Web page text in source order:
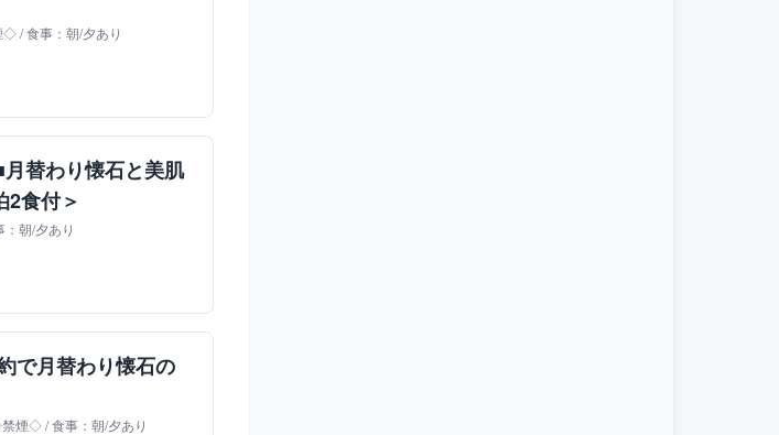
/ 食事：朝/夕あり
替わり懐石と美肌
2食付＞
朝/夕あり
で月替わり懐石の
煙◇ / 食事：朝/夕あり